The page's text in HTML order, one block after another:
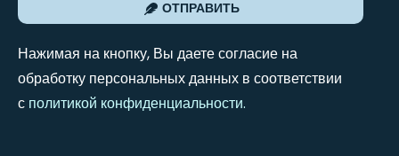
ОТПРАВИТЬ
Нажимая на кнопку, Вы даете согласие на
обработку персональных данных в соответствии
с политикой конфиденциальности.